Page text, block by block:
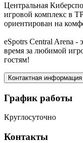
Центральная
игровой комплекс в
ориентирован на
eSpotrs Central Arena -
время за любимой
гостям!
Контактная информация
График работы
Круглосуточно
Контакты